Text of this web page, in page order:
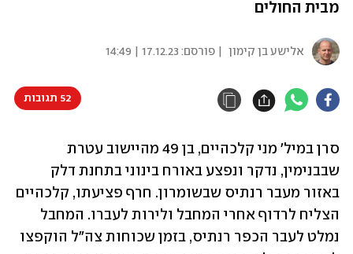
מבית החולים
אלישע בן קימון | פורסם: 17.12.23 | 14:49
52 תגובות